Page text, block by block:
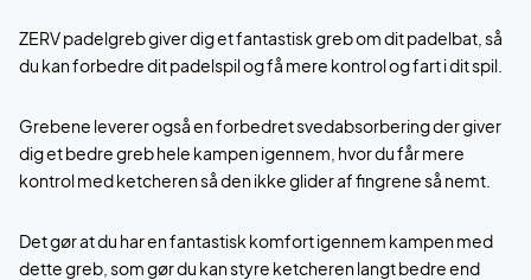
ZERV padelgreb giver dig et fantastisk greb om dit padelbat, så
du kan forbedre dit padelspil og få mere kontrol og fart i dit spil.
Grebene leverer også en forbedret svedabsorbering der giver
dig et bedre greb hele kampen igennem, hvor du får mere
kontrol med ketcheren så den ikke glider af fingrene så nemt.
Det gør at du har en fantastisk komfort igennem kampen med
dette greb, som gør du kan styre ketcheren langt bedre end